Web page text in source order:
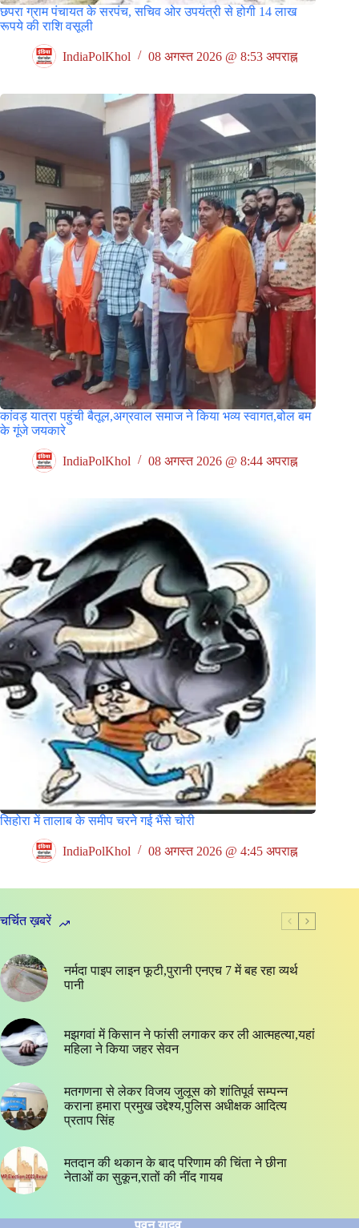
छपरा ग्राम पंचायत के सरपंच, सचिव ओर उपयंत्री से होगी 14 लाख
रूपये की राशि वसूली
IndiaPolKhol 08 अगस्त 2026 @ 8:53 अपराह्न
कांवड़ यात्रा पहुंची बैतूल,अग्रवाल समाज ने किया भव्य स्वागत,बोल बम
के गूंजे जयकारे
IndiaPolKhol 08 अगस्त 2026 @ 8:44 अपराह्न
सिहोरा में तालाब के समीप चरने गई भैंसे चोरी
IndiaPolKhol 08 अगस्त 2026 @ 4:45 अपराह्न
चर्चित ख़बरें
नर्मदा पाइप लाइन फूटी,पुरानी एनएच 7 में बह रहा व्यर्थ
पानी
मझगवां में किसान ने फांसी लगाकर कर ली आत्महत्या,यहां
महिला ने किया जहर सेवन
मतगणना से लेकर विजय जुलूस को शांतिपूर्व सम्पन्न
कराना हमारा प्रमुख उद्देश्य,पुलिस अधीक्षक आदित्य
प्रताप सिंह
मतदान की थकान के बाद परिणाम की चिंता ने छीना
नेताओं का सुकून,रातों की नींद गायब
पवन यादव